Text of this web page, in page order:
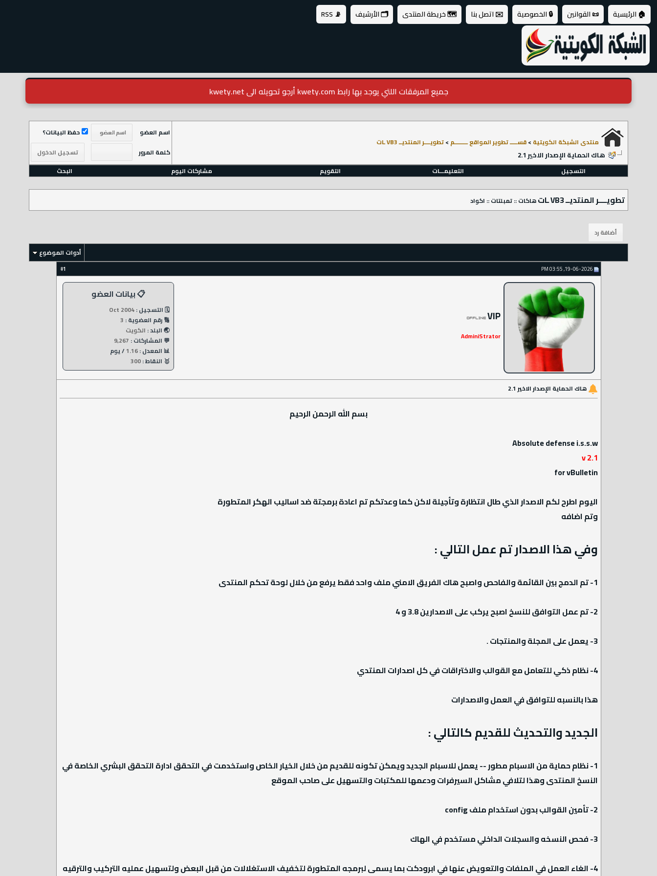
🏠 الرئيسية 📜 القوانين 🔒 الخصوصية ✉️ اتصل بنا 🗺️ خريطة المنتدى 🗂️ الأرشيف 📡 RSS
جميع المرفقات اللتي يوجد بها رابط kwety.com أرجو تحويله الى kwety.net
منتدى الشبكة الكويتية >قســـــ تطوير المواقع ـــــــــم >تطويــــر المنتديــ VB3 ـات
هاك الحماية الإصدار الاخير 2.1
اسم العضو
حفظ البيانات؟
كلمة المرور
التسجيل
التعليمـــات التقويم مشاركات اليوم البحث
تطويــــر المنتديــ VB3 ـات هاكات :: تمبلتات :: اكواد
أدوات الموضوع
1
VIP
AdminiStrator
📋 بيانات العضو
🗓️ التسجيل :Oct 2004
🔢 رقم العضوية : 3
🌏 البلد : الكويت
💬 المشاركات : 9,267
📊 المعدل :1.16 / يوم
🥇 النقاط :300
هاك الحماية الإصدار الاخير 2.1
بسم الله الرحمن الرحيم
Absolute defense i.s.s.w
v 2.1
for vBulletin
اليوم اطرح لكم الاصدار الذي طال انتظارة وتأجيلة لاكن كما وعدتكم تم اعادة برمجتة ضد اساليب الهكر المتطورة
وتم اضافه
وفي هذا الاصدار تم عمل التالي :
1- تم الدمج بين القائمة والفاحص واصبح هاك الفريق الامني ملف واحد فقط يرفع من خلال لوحة تحكم المنتدى
2- تم عمل التوافق للنسخ اصبح يركب على الاصدارين 3.8 و 4
3- يعمل على المجلة والمنتجات .
4- نظام ذكي للتعامل مع القوالب والاختراقات في كل اصدارات المنتدي
هذا بالنسبه للتوافق في العمل والاصدارات
الجديد والتحديث للقديم كالتالي :
1- نظام حماية من الاسبام مطور -- يعمل للاسبام الجديد ويمكن تكونه للقديم من خلال الخيار الخاص واستخدمت في التحقق ادارة التحقق البشري الخاصة في
النسخ المنتدى وهذا لتلافي مشاكل السيرفرات ودعمها للمكتبات والتسهيل على صاحب الموقع
2- تأمين القوالب بدون استخدام ملف config
3- فحص النسخه والسجلات الداخلي مستخدم في الهاك
4- الغاء العمل في الملفات والتعويض عنها في ابرودكت بما يسمى لبرمجه المتطورة لتخفيف الاستغلالات من قبل البعض ولتسهيل عمليه التركيب والترقيه